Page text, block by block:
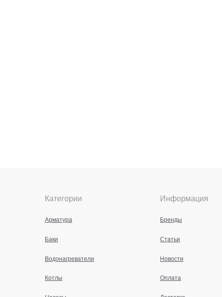
Категории
Арматура
Баки
Водонагреватели
Котлы
Информация
Бренды
Статьи
Новости
Оплата